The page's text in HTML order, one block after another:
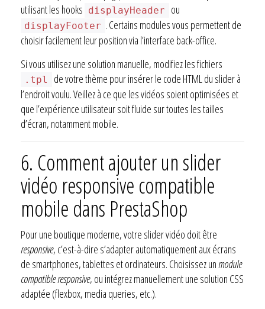
utilisant les hooks displayHeader ou
displayFooter . Certains modules vous permettent de
choisir facilement leur position via l’interface back-office.
Si vous utilisez une solution manuelle, modifiez les fichiers
.tpl
de votre thème pour insérer le code HTML du slider à
l’endroit voulu. Veillez à ce que les vidéos soient optimisées et
que l’expérience utilisateur soit fluide sur toutes les tailles
d’écran, notamment mobile.
6. Comment ajouter un slider
vidéo responsive compatible
mobile dans PrestaShop
Pour une boutique moderne, votre slider vidéo doit être
responsive, c’est-à-dire s’adapter automatiquement aux écrans
de smartphones, tablettes et ordinateurs. Choisissez un module
compatible responsive, ou intégrez manuellement une solution CSS
adaptée (flexbox, media queries, etc.).